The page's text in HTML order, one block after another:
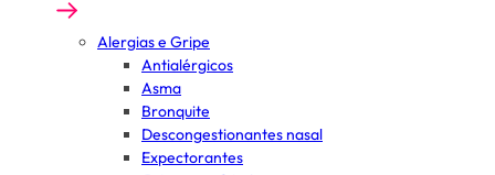
Alergias e Gripe
Antialérgicos
Asma
Bronquite
Descongestionantes nasal
Expectorantes